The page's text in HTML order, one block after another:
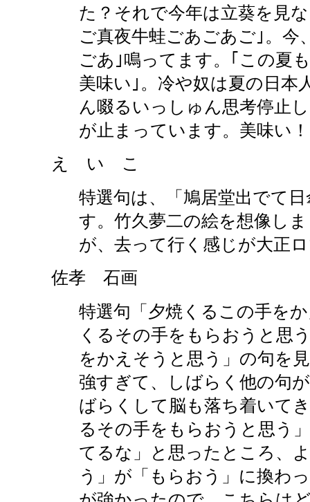
た？それで今年は立葵を見
ご真夜牛蛙ごあごあご｣。今
ごあ｣鳴ってます。｢この夏
美味い｣。冷や奴は夏の日本
ん啜るいっしゅん思考停止
が止まっています。美味い！
え い こ
特選句は、「鳩居堂出でて
す。竹久夢二の絵を想像し
が、去って行く感じが大正
佐孝 石画
特選句「夕焼くるこの手を
くるその手をもらおうと思
をかえそうと思う」の句を
強すぎて、しばらく他の句
ばらくして脳も落ち着いて
るその手をもらおうと思う
てるな」と思ったところ、
う」が「もらおう」に換わ